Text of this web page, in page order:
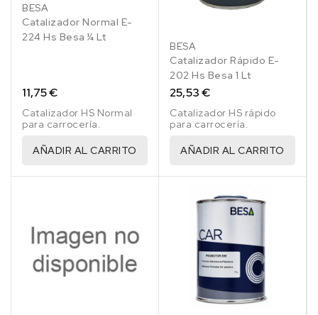
BESA
Catalizador Normal E-
224 Hs Besa ¼ Lt
11,75 €
Catalizador HS Normal
para carrocería.
AÑADIR AL CARRITO
BESA
Catalizador Rápido E-
202 Hs Besa 1 Lt
25,53 €
Catalizador HS rápido
para carrocería.
AÑADIR AL CARRITO